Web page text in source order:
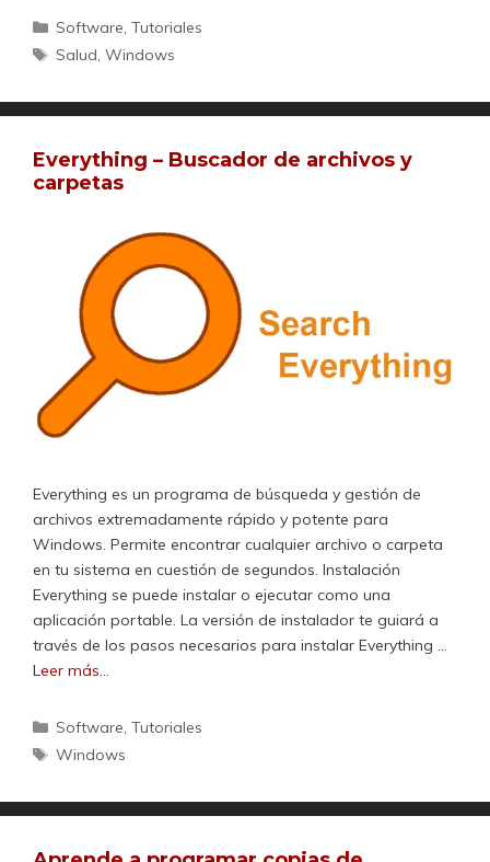
Categorías
Software,Tutoriales
Etiquetas
Salud,Windows
Everything – Buscador de archivos y
carpetas
Everything es un programa de búsqueda y gestión de
archivos extremadamente rápido y potente para
Windows. Permite encontrar cualquier archivo o carpeta
en tu sistema en cuestión de segundos. Instalación
Everything se puede instalar o ejecutar como una
aplicación portable. La versión de instalador te guiará a
través de los pasos necesarios para instalar Everything …
Leer más…
Categorías
Software,Tutoriales
Etiquetas
Windows